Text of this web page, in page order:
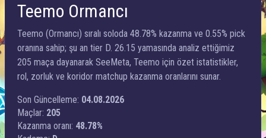
Teemo Ormancı
Teemo (Ormancı) sıralı soloda 48.78% kazanma ve 0.55% pick
oranına sahip; şu an tier D. 26.15 yamasında analiz ettiğimiz
205 maça dayanarak SeeMeta, Teemo için özet istatistikler,
rol, zorluk ve koridor matchup kazanma oranlarını sunar.
Son Güncelleme: 04.08.2026
Maçlar: 205
Kazanma oranı: 48.78%